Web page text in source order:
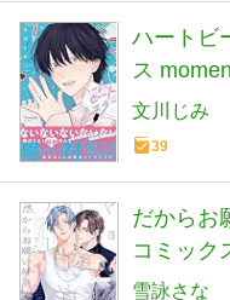
ハートビ
ス
文川じみ
39
だからお
コミック
雪詠さな